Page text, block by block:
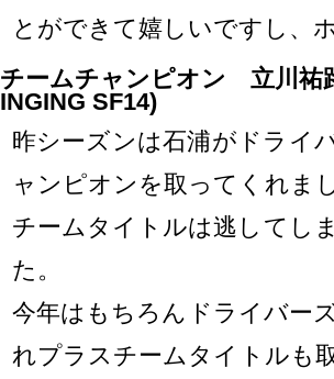
とができて嬉しいですし、
チームチャンピオン 立川祐
INGING SF14)
昨シーズンは石浦がドライ
ャンピオンを取ってくれま
チームタイトルは逃してし
た。
今年はもちろんドライバー
れプラスチームタイトルも